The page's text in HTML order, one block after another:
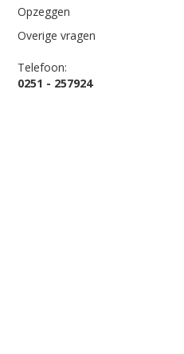
Opzeggen
Overige vragen
Telefoon:
0251 - 257924